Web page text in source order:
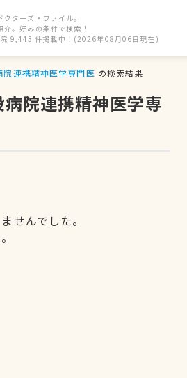
ターズ・ファイル。
。好みの条件で検索！
9,443 件掲載中！(2026年08月06日現在)
連携精神医学専門医 の検索結果
院連携精神医学専
せんでした。